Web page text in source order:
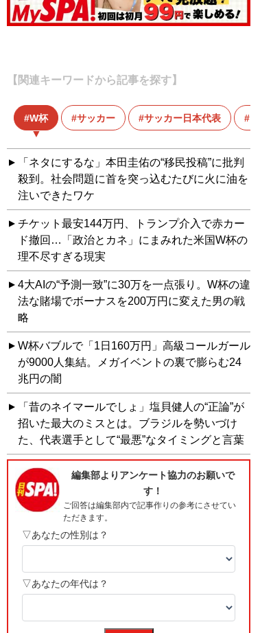
【関連キーワードから記事を探す】
W杯 サッカー サッカー日本代表
「ネタにするな」本田圭佑の“移民投稿”に批判
殺到。社会問題に首を突っ込むたびに火に油を
注いできたワケ
チケット最安144万円、トランプ介入で赤カー
ド撤回…「政治とカネ」にまみれた米国W杯の
理不尽すぎる現実
4大AIの“予測一致”に30万を一点張り。W杯の違
法な賭場でボーナスを200万円に変えた男の戦
略
W杯バブルで「1日160万円」高級コールガール
が9000人集結。メガイベントの裏で膨らむ24
兆円の闇
「昔のネイマールでしょ」塩貝健人の“正論”が
招いた最大のミスとは。ブラジルを勢いづけ
た、代表選手として“最悪”なタイミングと言葉